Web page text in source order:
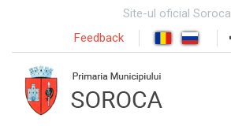
Site-ul oficial Soroca
Feedback